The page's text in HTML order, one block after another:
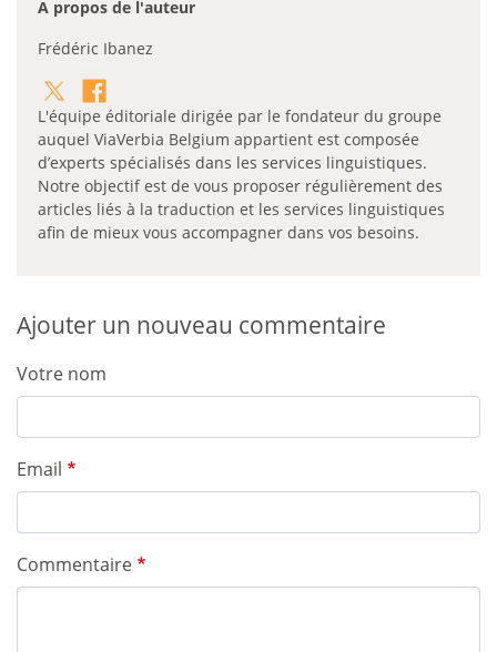
A propos de l'auteur
Frédéric Ibanez
L'équipe éditoriale dirigée par le fondateur du groupe
auquel ViaVerbia Belgium appartient est composée
d’experts spécialisés dans les services linguistiques.
Notre objectif est de vous proposer régulièrement des
articles liés à la traduction et les services linguistiques
afin de mieux vous accompagner dans vos besoins.
Ajouter un nouveau commentaire
Votre nom
Email
Commentaire